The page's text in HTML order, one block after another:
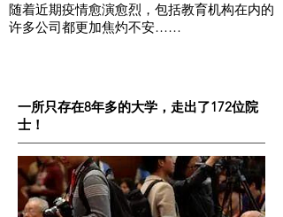
随着近期疫情愈演愈烈，包括教育机构在内的
许多公司都更加焦灼不安……
一所只存在8年多的大学，走出了172位院
士！